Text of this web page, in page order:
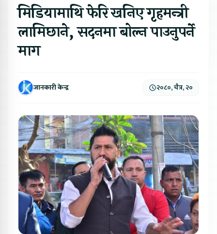
मिडियामाथि फेरि खनिए गृहमन्त्री
लामिछाने, सदनमा बोल्न पाउनुपर्ने
माग
जानकारी केन्द्र २०८०, चैत्र, २०